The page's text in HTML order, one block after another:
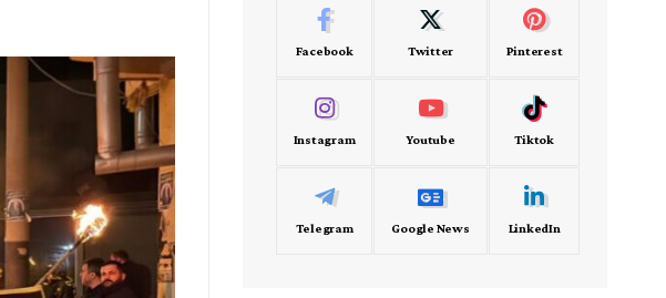
Facebook Twitter Pinterest
Instagram Youtube Tiktok
Telegram Google News LinkedIn